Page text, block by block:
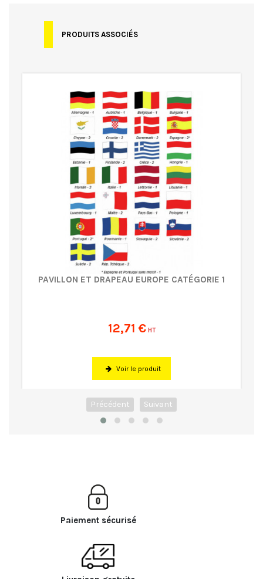
PRODUITS ASSOCIÉS
PAVILLON ET DRAPEAU EUROPE CATÉGORIE 1
12,71 € HT
Voir le produit
Précédent Suivant
Paiement sécurisé